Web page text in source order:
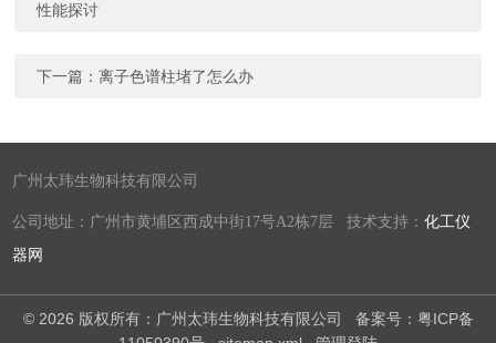
性能探讨
下一篇：离子色谱柱堵了怎么办
广州太玮生物科技有限公司
公司地址：广州市黄埔区西成中街17号A2栋7层 技术支持：化工仪
器网
© 2026 版权所有：广州太玮生物科技有限公司 备案号：粤ICP备